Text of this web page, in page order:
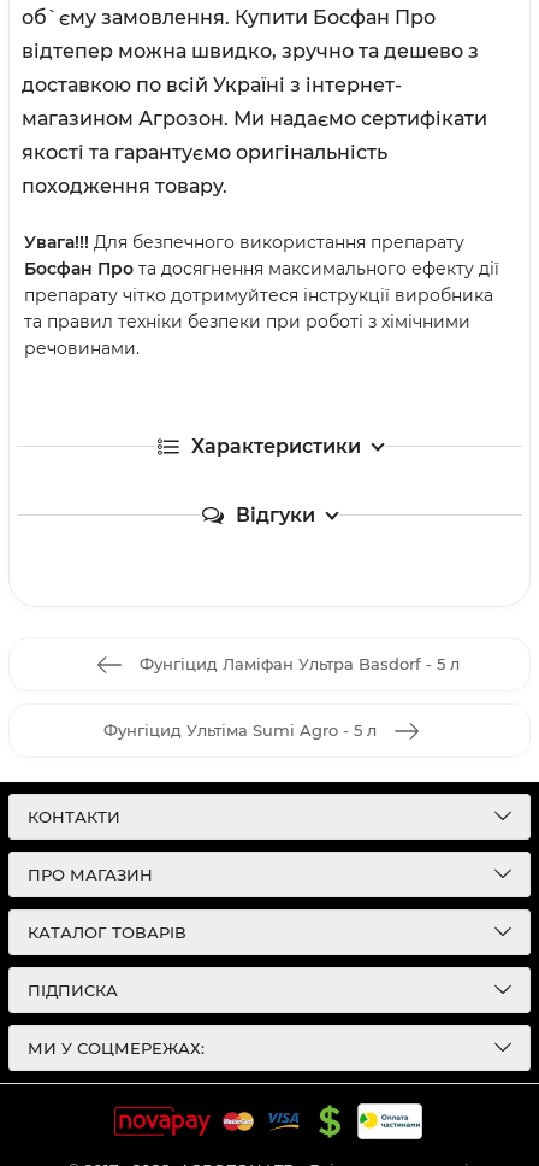
об`єму замовлення. Купити Босфан Про
відтепер можна швидко, зручно та дешево з
доставкою по всій Україні з інтернет-
магазином Агрозон. Ми надаємо сертифікати
якості та гарантуємо оригінальність
походження товару.
Увага!!! Для безпечного використання препарату
Босфан Про та досягнення максимального ефекту дії
препарату чітко дотримуйтеся інструкції виробника
та правил техніки безпеки при роботі з хімічними
речовинами.
Характеристики
Відгуки
Фунгіцид Ламіфан Ультра Basdorf - 5 л
Фунгіцид Ультіма Sumi Agro - 5 л
КОНТАКТИ
ПРО МАГАЗИН
КАТАЛОГ ТОВАРІВ
ПІДПИСКА
МИ У СОЦМЕРЕЖАХ: